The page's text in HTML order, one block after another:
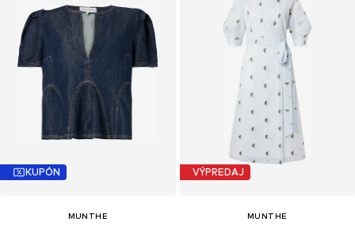
KUPÓN
MUNTHE
VÝPREDAJ
MUNTHE